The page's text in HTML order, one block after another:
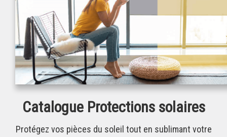
Catalogue Protections solaires
Protégez vos pièces du soleil tout en sublimant votre